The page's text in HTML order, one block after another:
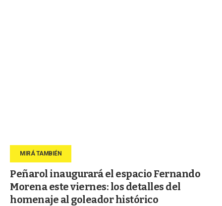
Peñarol inaugurará el espacio Fernando
Morena este viernes: los detalles del
homenaje al goleador histórico